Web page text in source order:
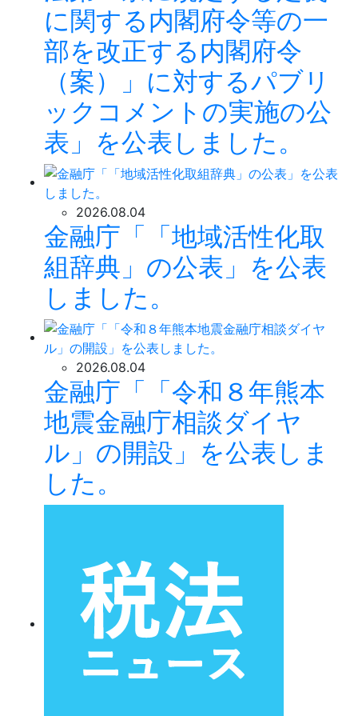
に関する内閣府令等の一
部を改正する内閣府令
（案）」に対するパブリ
ックコメントの実施の公
表」を公表しました。
2026.08.04
金融庁「「地域活性化取
組辞典」の公表」を公表
しました。
2026.08.04
金融庁「「令和８年熊本
地震金融庁相談ダイヤ
ル」の開設」を公表しま
した。